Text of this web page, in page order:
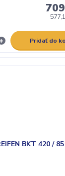
Pridať do